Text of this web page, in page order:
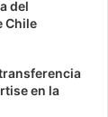
del
Chile
en la